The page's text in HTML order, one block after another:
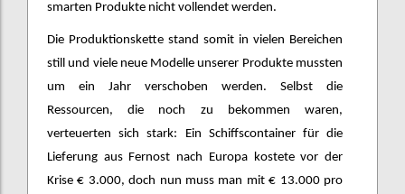
smarten Produkte nicht vollendet werden.
Die Produktionskette stand somit in vielen Bereichen
still und viele neue Modelle unserer Produkte mussten
um ein Jahr verschoben werden. Selbst die
Ressourcen, die noch zu bekommen waren,
verteuerten sich stark: Ein Schiffscontainer für die
Lieferung aus Fernost nach Europa kostete vor der
Krise € 3.000, doch nun muss man mit € 13.000 pro